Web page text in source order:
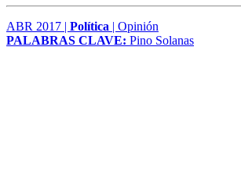
ABR 2017 | Política | Opinión
PALABRAS CLAVE: Pino Solanas